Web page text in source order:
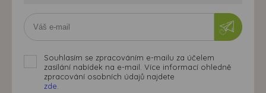
Souhlasím se zpracováním e-mailu za účelem
zasílání nabídek na e-mail. Více informací ohledně
zpracování osobních údajů najdete
zde.